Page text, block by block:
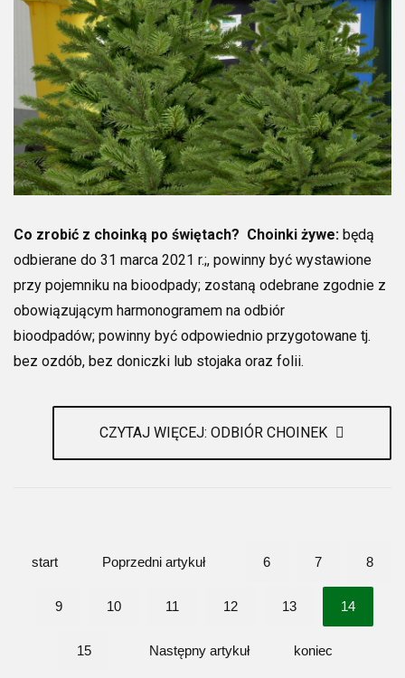
Co zrobić z choinką po świętach? Choinki żywe: będą
odbierane do 31 marca 2021 r.;, powinny być wystawione
przy pojemniku na bioodpady; zostaną odebrane zgodnie z
obowiązującym harmonogramem na odbiór
bioodpadów; powinny być odpowiednio przygotowane tj.
bez ozdób, bez doniczki lub stojaka oraz folii.
CZYTAJ WIĘCEJ: ODBIÓR CHOINEK
start Poprzedni artykuł 6 7 8
9 10 11 12 13 14
15 Następny artykuł koniec